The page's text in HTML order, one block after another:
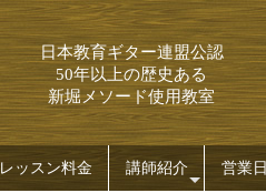
日本教育ギター連盟公認
50年以上の歴史ある
新堀メソード使用教室
レッスン料金 講師紹介 営業日